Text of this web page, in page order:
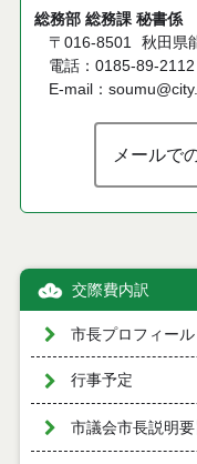
総務部 総務課 秘書係
〒016-8501
秋田県
電話：0185-89-2112
E-mail：
メールで
交際費内訳
市長プロフィール
行事予定
市議会市長説明要